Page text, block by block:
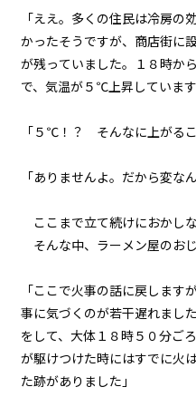
ナ
066
夏の
067
８
070
８
「ええ。多くの住民は冷房の
かったそうですが、商店街に
が残っていました。１８時か
で、気温が５℃上昇しています
「５℃！？ そんなに上がるこ
「ありませんよ。だから変な
ここまで立て続けにおかし
そんな中、ラーメン屋のお
「ここで火事の話に戻します
事に気づくのが若干遅れまし
をして、大体１８時５０分
が駆けつけた時にはすでに火
た跡がありました」